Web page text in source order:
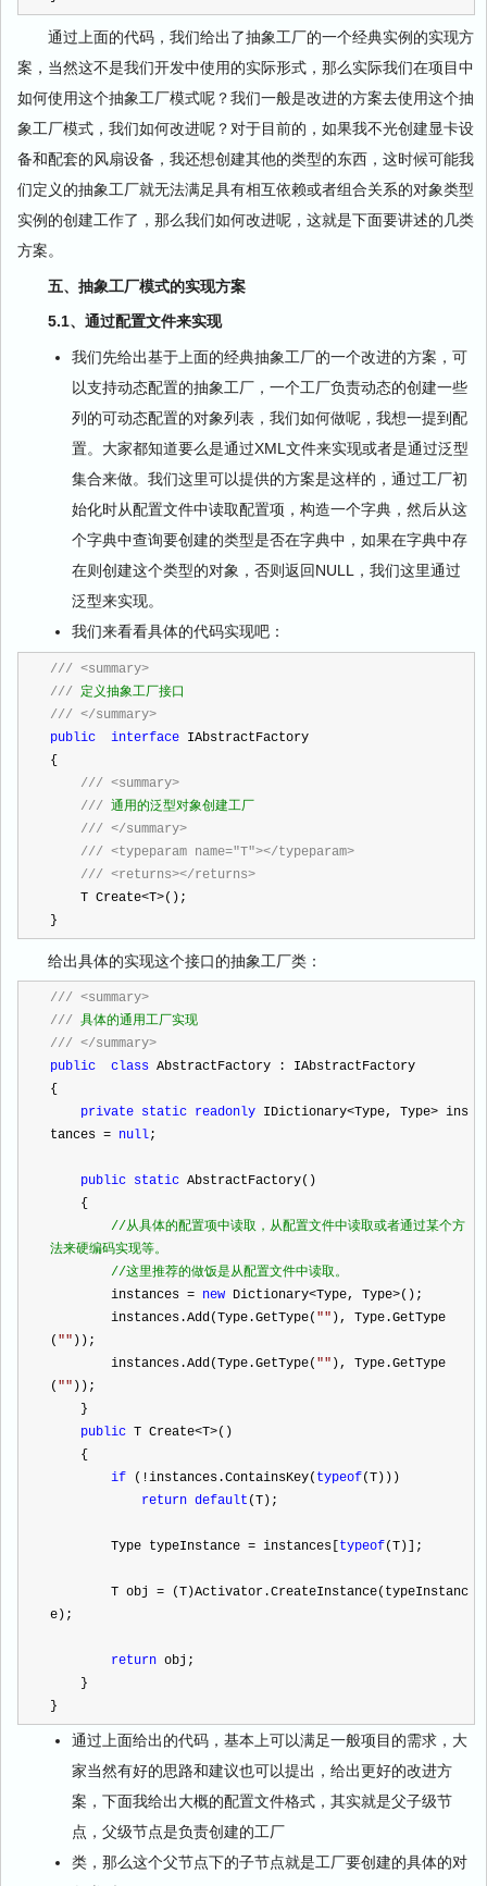
通过上面的代码，我们给出了抽象工厂的一个经典实例的实现方
案，当然这不是我们开发中使用的实际形式，那么实际我们在项目中
如何使用这个抽象工厂模式呢？我们一般是改进的方案去使用这个抽
象工厂模式，我们如何改进呢？对于目前的，如果我不光创建显卡设
备和配套的风扇设备，我还想创建其他的类型的东西，这时候可能我
们定义的抽象工厂就无法满足具有相互依赖或者组合关系的对象类型
实例的创建工作了，那么我们如何改进呢，这就是下面要讲述的几类
方案。
五、抽象工厂模式的实现方案
5.1、通过配置文件来实现
我们先给出基于上面的经典抽象工厂的一个改进的方案，可
以支持动态配置的抽象工厂，一个工厂负责动态的创建一些
列的可动态配置的对象列表，我们如何做呢，我想一提到配
置。大家都知道要么是通过XML文件来实现或者是通过泛型
集合来做。我们这里可以提供的方案是这样的，通过工厂初
始化时从配置文件中读取配置项，构造一个字典，然后从这
个字典中查询要创建的类型是否在字典中，如果在字典中存
在则创建这个类型的对象，否则返回NULL，我们这里通过
泛型来实现。
我们来看看具体的代码实现吧：
/// <summary>
/// 定义抽象工厂接口
/// </summary>
public
interface IAbstractFactory
{
/// <summary>
/// 通用的泛型对象创建工厂
/// </summary>
/// <typeparam name="T"></typeparam>
/// <returns></returns>
    T Create
<T>();
}
给出具体的实现这个接口的抽象工厂类：
/// <summary>
/// 具体的通用工厂实现
/// </summary>
public
class AbstractFactory : IAbstractFactory
{
private static readonly IDictionary<Type, Type> ins
tances = null;
public static AbstractFactory()
    {
//从具体的配置项中读取，从配置文件中读取或者通过某个方
法来硬编码实现等。
//这里推荐的做饭是从配置文件中读取。
        instances
= new Dictionary<Type, Type>();
        instances.Add(Type.GetType(
"" ), Type.GetType
( "" ));
        instances.Add(Type.GetType(
"" ), Type.GetType
( "" ));
    }
public T Create<T>()
    {
if ( !instances.ContainsKey( typeof(T)))
return default (T);
        Type typeInstance
= instances[typeof(T)];
        T obj
= (T)Activator.CreateInstance(typeInstanc
e);
return obj;
    }
}
通过上面给出的代码，基本上可以满足一般项目的需求，大
家当然有好的思路和建议也可以提出，给出更好的改进方
案，下面我给出大概的配置文件格式，其实就是父子级节
点，父级节点是负责创建的工厂
类，那么这个父节点下的子节点就是工厂要创建的具体的对